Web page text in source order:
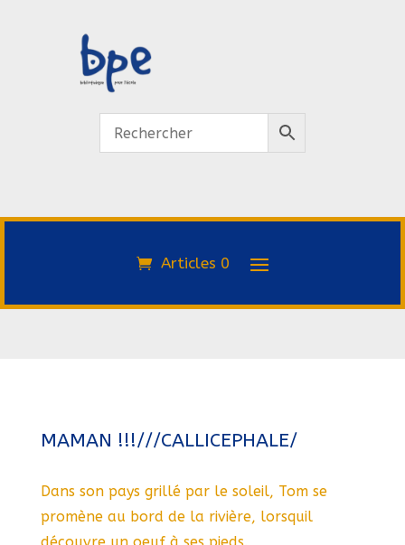
Articles 0
MAMAN !!!///CALLICEPHALE/
Dans son pays grillé par le soleil, Tom se
promène au bord de la rivière, lorsquil